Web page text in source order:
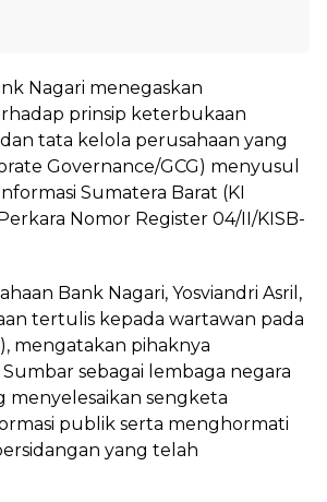
Nagari menegaskan
prinsip keterbukaan
tata kelola perusahaan yang
Governance/GCG) menyusul
Sumatera Barat (KI
Nomor Register 04/II/KISB-
Bank Nagari, Yosviandri Asril,
tertulis kepada wartawan pada
mengatakan pihaknya
sebagai lembaga negara
menyelesaikan sengketa
publik serta menghormati
yang telah